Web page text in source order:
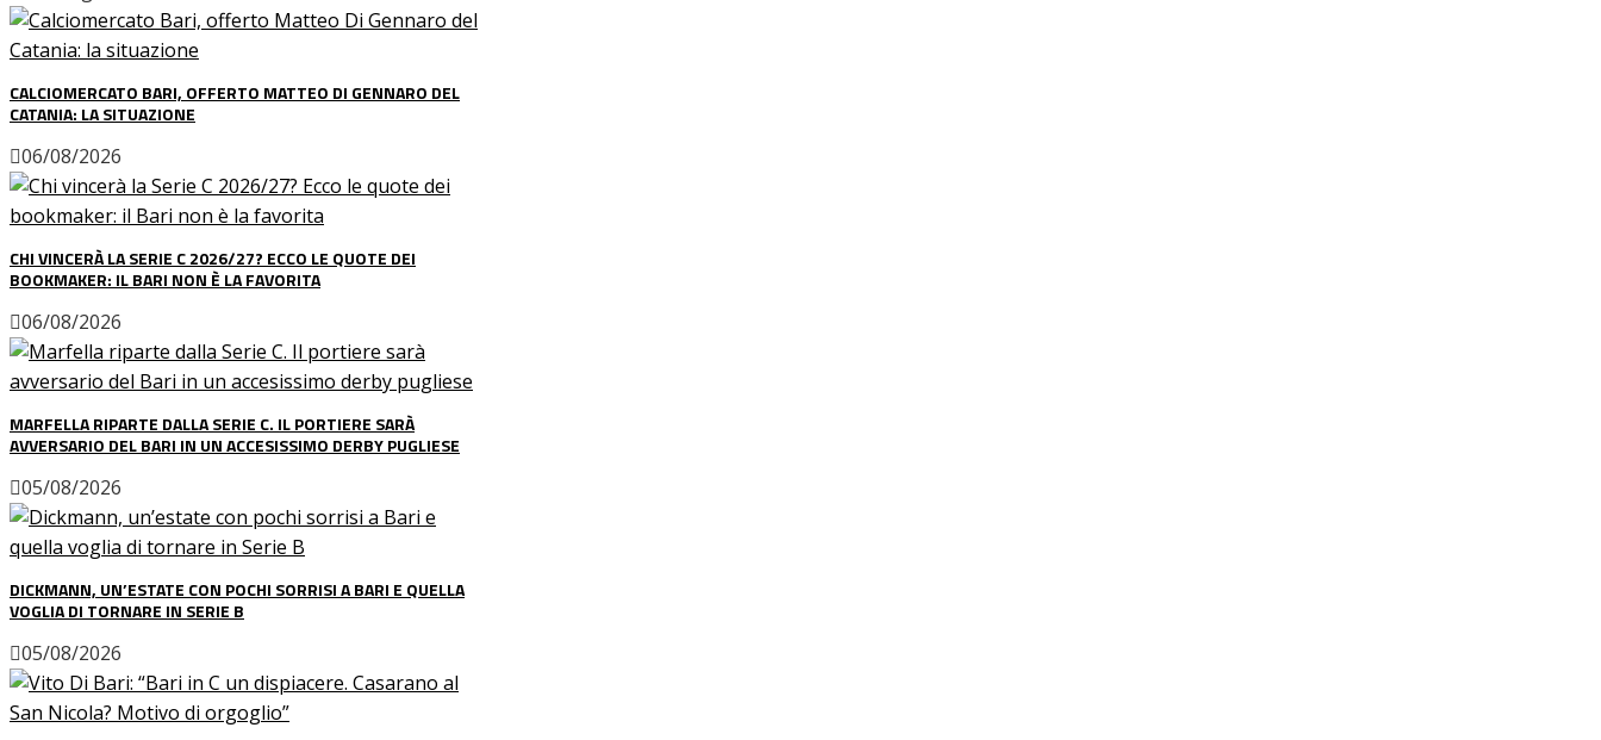
CALCIOMERCATO BARI, OFFERTO MATTEO DI GENNARO DEL
CATANIA: LA SITUAZIONE
06/08/2026
CHI VINCERÀ LA SERIE C 2026/27? ECCO LE QUOTE DEI
BOOKMAKER: IL BARI NON È LA FAVORITA
06/08/2026
MARFELLA RIPARTE DALLA SERIE C. IL PORTIERE SARÀ
AVVERSARIO DEL BARI IN UN ACCESISSIMO DERBY PUGLIESE
05/08/2026
DICKMANN, UN’ESTATE CON POCHI SORRISI A BARI E QUELLA
VOGLIA DI TORNARE IN SERIE B
05/08/2026